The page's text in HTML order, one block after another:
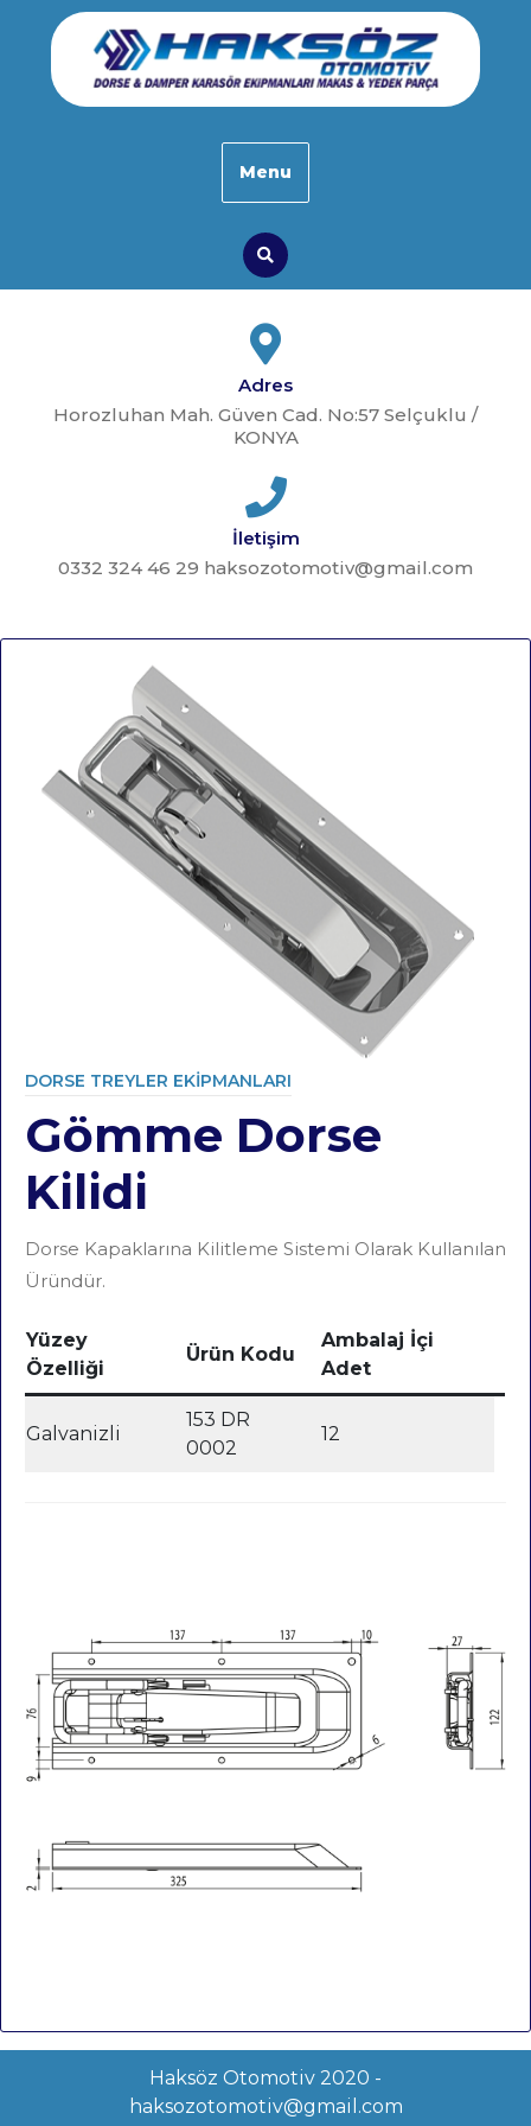
content
Menu
Search
Adres
Horozluhan Mah. Güven Cad. No:57 Selçuklu /
KONYA
İletişim
0332 324 46 29 haksozotomotiv@gmail.com
DORSE TREYLER EKIPMANLARI
Category
Gömme Dorse
Kilidi
Dorse Kapaklarına Kilitleme Sistemi Olarak Kullanılan
Üründür.
Yüzey
Özelliği
Ürün Kodu
Ambalaj İçi
Adet
Galvanizli
153 DR
0002
12
Haksöz Otomotiv 2020 -
haksozotomotiv@gmail.com